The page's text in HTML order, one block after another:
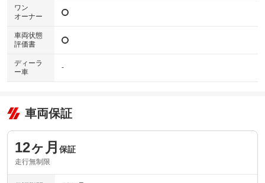
ワン
オーナー
車両状態
評価書
ディーラ
ー車
-
車両保証
12ヶ月 保証
走行無制限